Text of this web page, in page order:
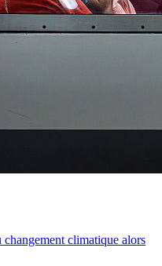
climatique alors